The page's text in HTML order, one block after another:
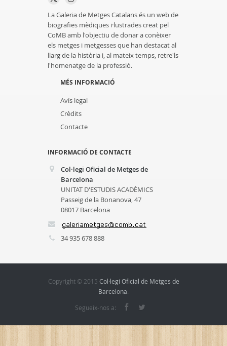
La Galeria de Metges Catalans és un web de
biografies mèdiques i·lustrades creat pel
CoMB amb l'objectiu de donar a conèixer
els metges i metgesses que han destacat al
llarg de la història i, al mateix temps, retre'ls
l'homenatge de la professió.
MÉS INFORMACIÓ
Avís legal
Crèdits
Contacte
INFORMACIÓ DE CONTACTE
Col·legi Oficial de Metges de
Barcelona
UNITAT D'ESTUDIS ACADÈMICS
Passeig de la Bonanova, 47
08017 Barcelona
34 935 678 888
Copyright © 2015 Col·legi Oficial de Metges de
Barcelona.
Segueix-nos a: